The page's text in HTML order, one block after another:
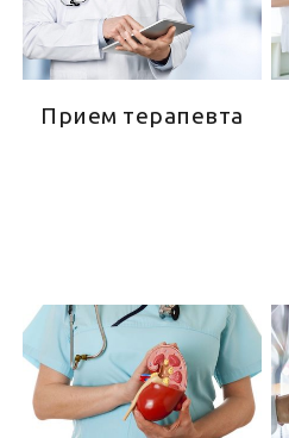
Прием терапевта